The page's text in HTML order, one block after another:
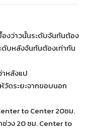
องว่าวนั้นระดับจันทันต้อง
บหลังจันทันต้องเท่ากัน
หลังแป
วัดระยะจากขอบนอก
to Center 20ซม.
ช่วง 20 ซม. Center to